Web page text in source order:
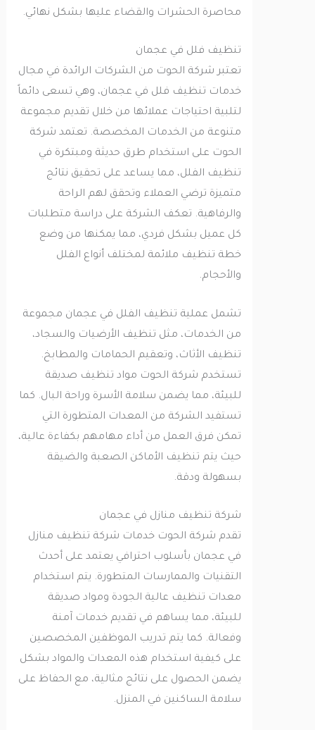
محاصرة الحشرات والقضاء عليها بشكل نهائي.
تنظيف فلل في عجمان
تعتبر شركة الحوت من الشركات الرائدة في مجال
خدمات تنظيف فلل في عجمان، وهي تسعى دائماً
لتلبية احتياجات عملائها من خلال تقديم مجموعة
متنوعة من الخدمات المخصصة. تعتمد شركة
الحوت على استخدام طرق حديثة ومبتكرة في
تنظيف الفلل، مما يساعد على تحقيق نتائج
متميزة ترضي العملاء وتحقق لهم الراحة
والرفاهية. تعكف الشركة على دراسة متطلبات
كل عميل بشكل فردي، مما يمكنها من وضع
خطة تنظيف ملائمة لمختلف أنواع الفلل
والأحجام.
تشمل عملية تنظيف الفلل في عجمان مجموعة
من الخدمات، مثل تنظيف الأرضيات والسجاد،
تنظيف الأثاث، وتعقيم الحمامات والمطابخ.
تستخدم شركة الحوت مواد تنظيف صديقة
للبيئة، مما يضمن سلامة الأسرة وراحة البال. كما
تستفيد الشركة من المعدات المتطورة التي
تمكن فرق العمل من أداء مهامهم بكفاءة عالية،
حيث يتم تنظيف الأماكن الصعبة والضيقة
بسهولة ودقة.
شركة تنظيف منازل في عجمان
تقدم شركة الحوت خدمات شركة تنظيف منازل
في عجمان بأسلوب احترافي يعتمد على أحدث
التقنيات والممارسات المتطورة. يتم استخدام
معدات تنظيف عالية الجودة ومواد صديقة
للبيئة، مما يساهم في تقديم خدمات آمنة
وفعالة. كما يتم تدريب الموظفين المخصصين
على كيفية استخدام هذه المعدات والمواد بشكل
يضمن الحصول على نتائج مثالية، مع الحفاظ على
سلامة الساكنين في المنزل.